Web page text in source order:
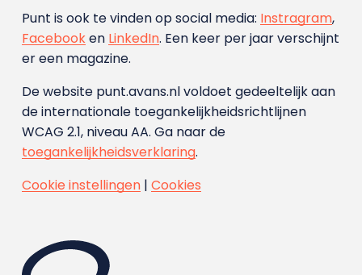
Punt is ook te vinden op social media: Instragram,
Facebooken LinkedIn. Een keer per jaar verschijnt
er een magazine.
De website punt.avans.nl voldoet gedeeltelijk aan
de internationale toegankelijkheidsrichtlijnen
WCAG 2.1, niveau AA. Ga naar de
toegankelijkheidsverklaring.
Cookie instellingen| Cookies